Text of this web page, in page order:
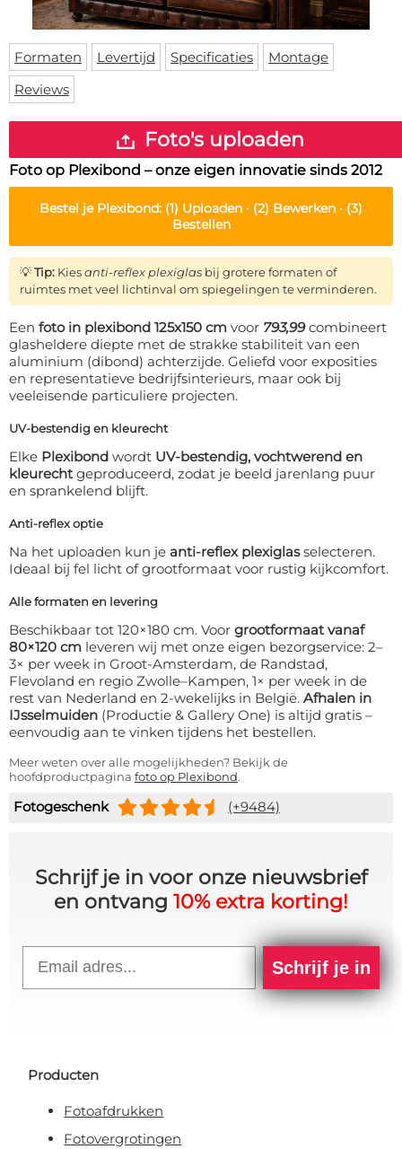
Deurmat
Vloermat
Skateboard deck
Over ons
Levertijden
Inloggen
WhatsApp
Formaten Levertijd Specificaties
Montage
Reviews
Foto's uploaden
Foto op Plexibond – onze eigen innovatie sinds 2012
Bestel je Plexibond: (1) Uploaden · (2) Bewerken · (3)
Bestellen
💡Tip: Kiesanti-reflex plexiglas bij grotere formaten of
ruimtes met veel lichtinval om spiegelingen te verminderen.
Een foto in plexibond 125x150 cm voor 793,99combineert
glasheldere diepte met de strakke stabiliteit van een
aluminium (dibond) achterzijde. Geliefd voor exposities
en representatieve bedrijfsinterieurs, maar ook bij
veeleisende particuliere projecten.
UV-bestendig en kleurecht
Elke Plexibond wordt UV-bestendig, vochtwerend en
kleurechtgeproduceerd, zodat je beeld jarenlang puur
en sprankelend blijft.
Anti-reflex optie
Na het uploaden kun je anti-reflex plexiglasselecteren.
Ideaal bij fel licht of grootformaat voor rustig kijkcomfort.
Alle formaten en levering
Beschikbaar tot 120×180 cm. Voor grootformaat vanaf
80×120 cm leveren wij met onze eigen bezorgservice: 2–
3× per week in Groot-Amsterdam, de Randstad,
Flevoland en regio Zwolle–Kampen, 1× per week in de
rest van Nederland en 2-wekelijks in België. Afhalen in
IJsselmuiden (Productie & Gallery One) is altijd gratis –
eenvoudig aan te vinken tijdens het bestellen.
Meer weten over alle mogelijkheden? Bekijk de
hoofdproductpagina foto op Plexibond.
Fotogeschenk (+9484)
Schrijf je in voor onze nieuwsbrief
en ontvang 10% extra korting!
Schrijf je in
Producten
Fotoafdrukken
Fotovergrotingen